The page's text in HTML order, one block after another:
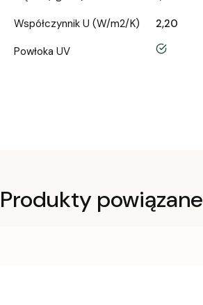
Współczynnik U (W/m2/K)
2,20
Powłoka UV
tak
Produkty powiązane